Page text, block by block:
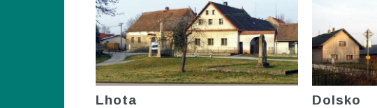
Lhota Dolsko